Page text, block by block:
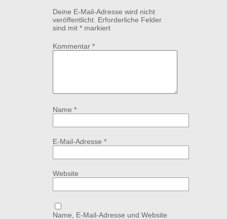
Deine E-Mail-Adresse wird nicht
veröffentlicht. Erforderliche Felder
sind mit * markiert
Kommentar *
Name *
E-Mail-Adresse *
Website
Name, E-Mail-Adresse und Website